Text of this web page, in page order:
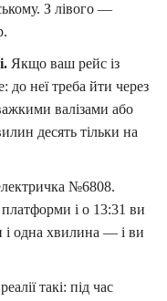
З лівого —
Якщо ваш рейс із
до неї треба йти через
валізами або
десять тільки на
№6808.
і о 13:31 ви
і одна хвилина — і ви
такі: під час